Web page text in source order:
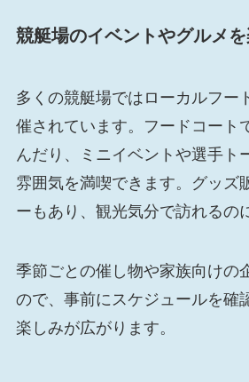
競艇場のイベントやグルメ
多くの競艇場ではローカルフー
催されています。フードコート
んだり、ミニイベントや選手ト
雰囲気を満喫できます。グッズ
ーもあり、観光気分で訪れるの
季節ごとの催し物や家族向けの
ので、事前にスケジュールを確
楽しみが広がります。